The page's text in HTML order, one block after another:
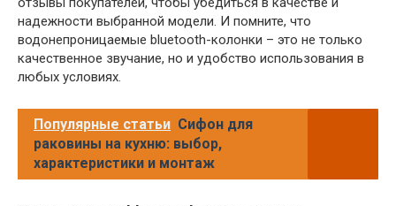
надежности выбранной модели. И помните, что
водонепроницаемые bluetooth-колонки – это не только
качественное звучание, но и удобство использования в
любых условиях.
Популярные статьи Сифон для
раковины на кухню: выбор,
характеристики и монтаж